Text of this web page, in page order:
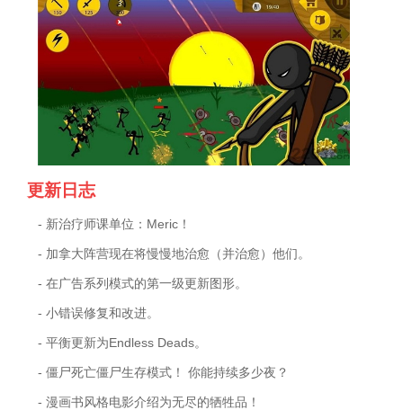
更新日志
- 新治疗师课单位：Meric！
- 加拿大阵营现在将慢慢地治愈（并治愈）他们。
- 在广告系列模式的第一级更新图形。
- 小错误修复和改进。
- 平衡更新为Endless Deads。
- 僵尸死亡僵尸生存模式！ 你能持续多少夜？
- 漫画书风格电影介绍为无尽的牺牲品！